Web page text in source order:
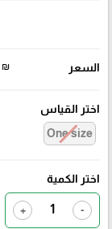
السعر ₪
اختر القياس
One size
اختر الكمية
-
+